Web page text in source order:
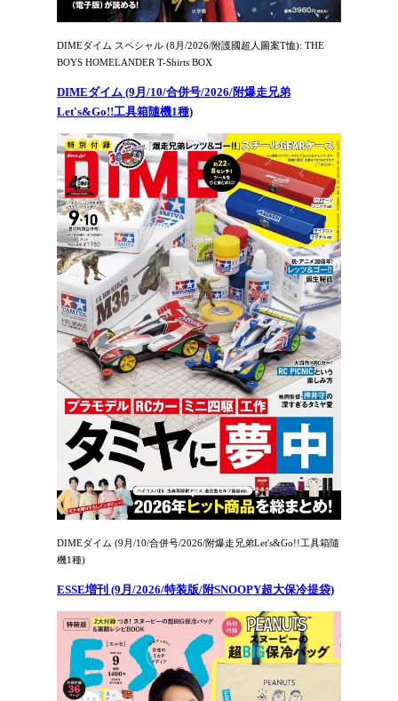
DIMEダイム スペシャル (8月/2026/附護國超人圖案T恤): THE
BOYS HOMELANDER T-Shirts BOX
DIMEダイム (9月/10/合併号/2026/附爆走兄弟
Let's&Go!!工具箱隨機1種)
DIMEダイム (9月/10/合併号/2026/附爆走兄弟Let's&Go!!工具箱隨
機1種)
ESSE増刊 (9月/2026/特装版/附SNOOPY超大保冷提袋)